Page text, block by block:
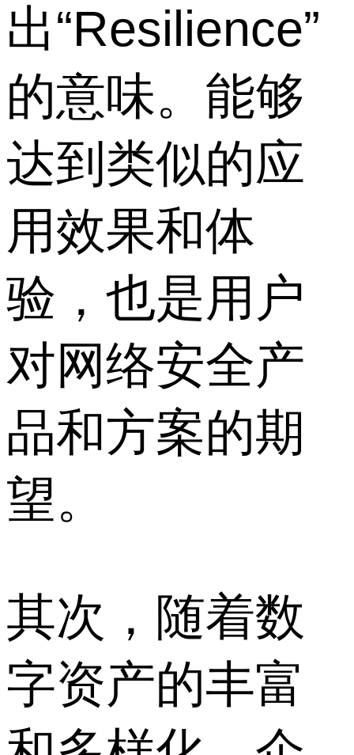
出“Resilience”
的意味。能够
达到类似的应
用效果和体
验，也是用户
对网络安全产
品和方案的期
望。
其次，随着数
字资产的丰富